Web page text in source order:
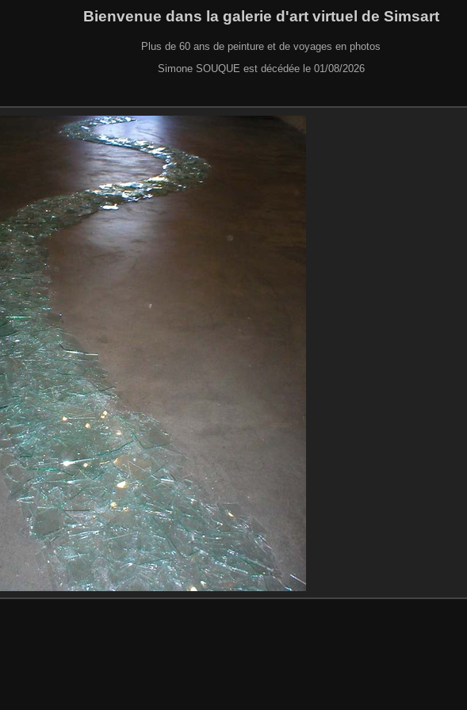
Bienvenue dans la galerie d'art virtuel de Simsart
Plus de 60 ans de peinture et de voyages en photos
Simone SOUQUE est décédée le 01/08/2026